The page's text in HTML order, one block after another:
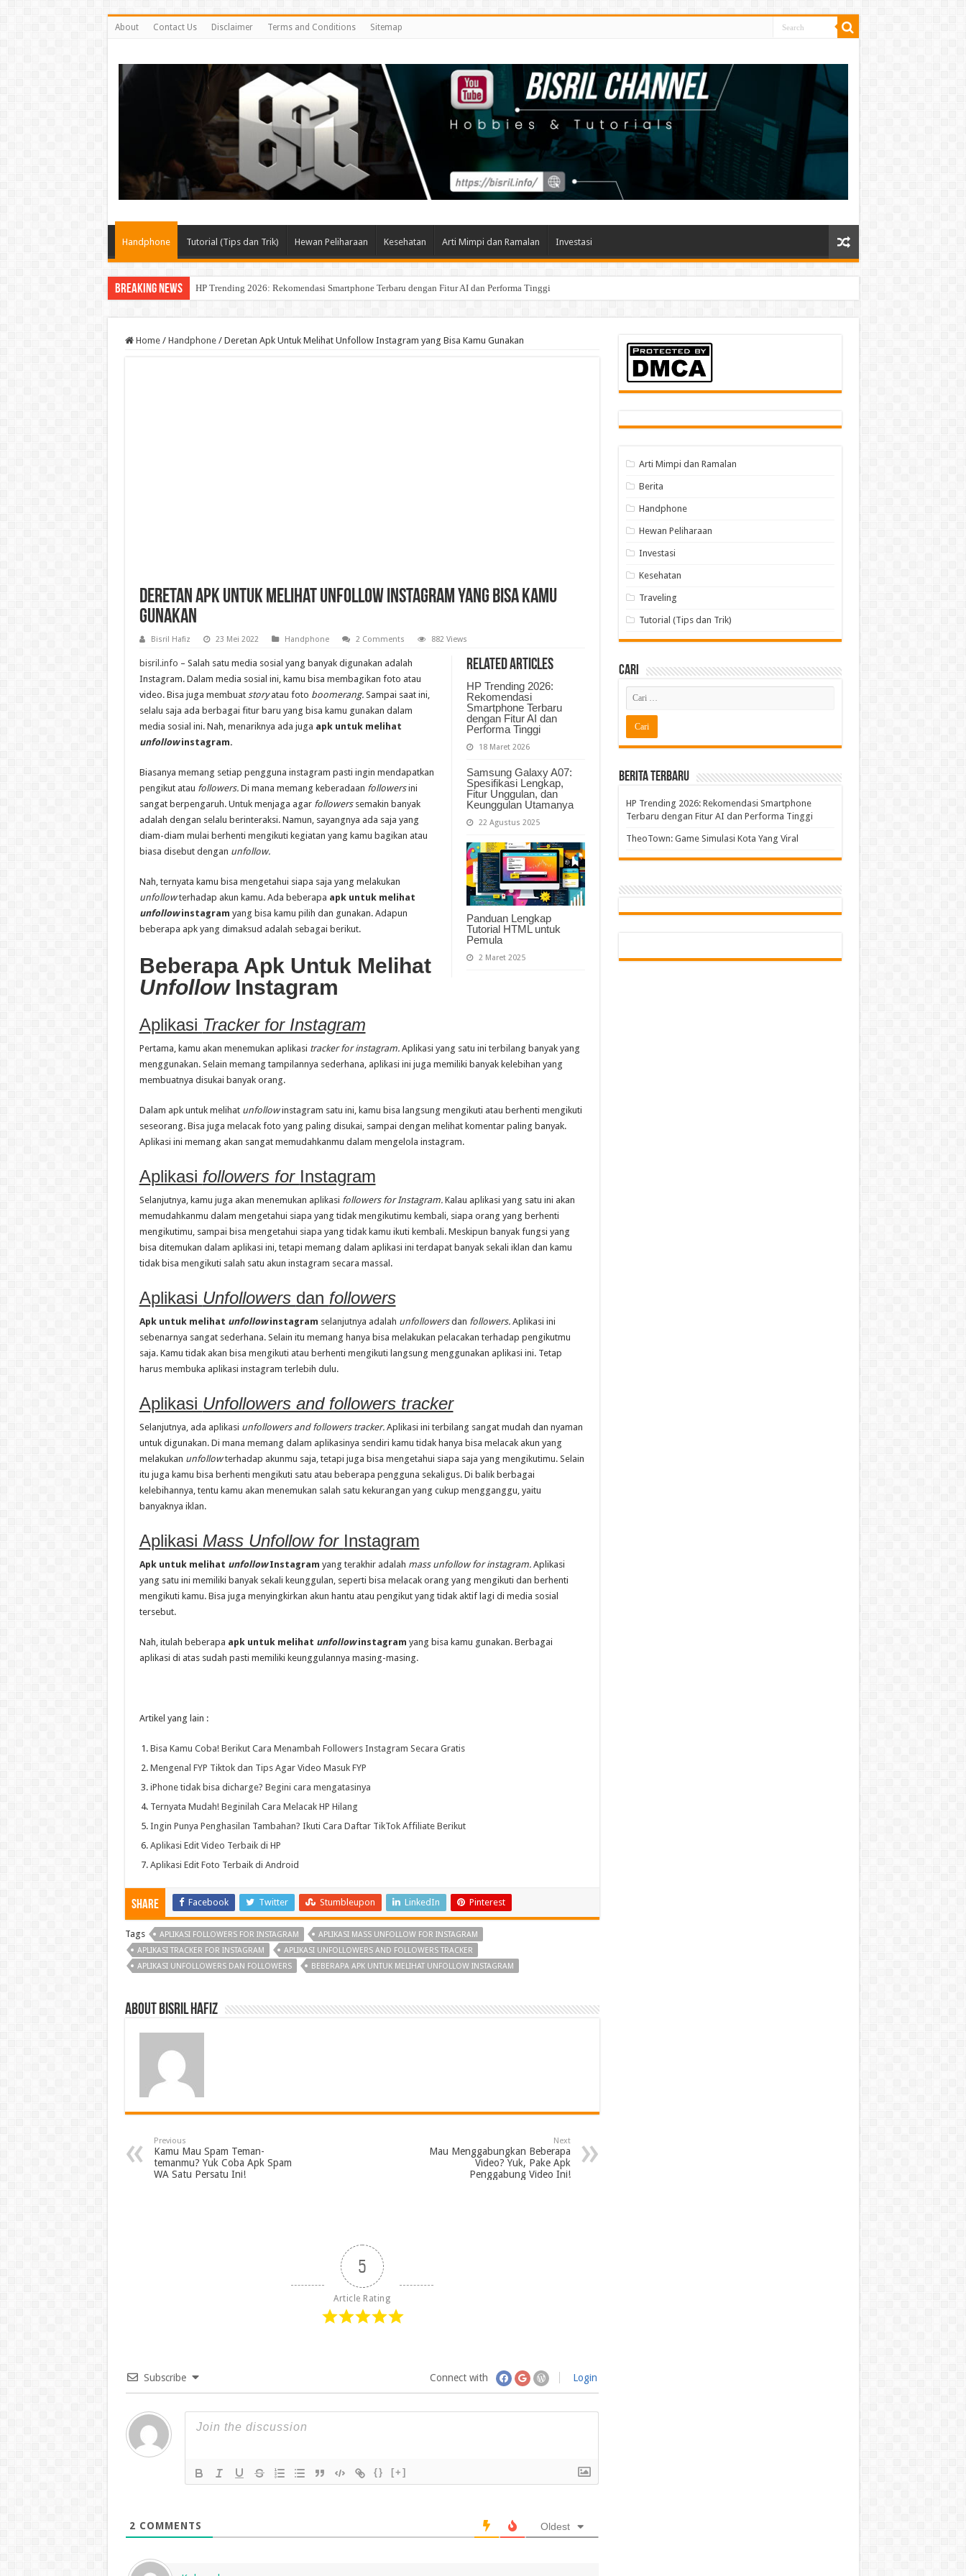
About Contact Us Disclaimer Terms and Conditions Sitemap
Handphone Tutorial (Tips dan Trik) Hewan Peliharaan Kesehatan Arti Mimpi dan Ramalan Investasi
Breaking News HP Trending 2026: Rekomendasi Smartphone Terbaru dengan Fitur AI dan Performa Tinggi
Home / Handphone / Deretan Apk Untuk Melihat Unfollow Instagram yang Bisa Kamu Gunakan
Deretan Apk Untuk Melihat Unfollow Instagram yang Bisa Kamu
Gunakan
Bisril Hafiz 23 Mei 2022 Handphone 2 Comments 882 Views
Related Articles
HP Trending 2026:
Rekomendasi
Smartphone Terbaru
dengan Fitur AI dan
Performa Tinggi
18 Maret 2026
Samsung Galaxy A07:
Spesifikasi Lengkap,
Fitur Unggulan, dan
Keunggulan Utamanya
22 Agustus 2025
Panduan Lengkap
Tutorial HTML untuk
Pemula
2 Maret 2025
bisril.info – Salah satu media sosial yang banyak digunakan adalah
Instagram. Dalam media sosial ini, kamu bisa membagikan foto atau
video. Bisa juga membuat storyatau foto boomerang. Sampai saat ini,
selalu saja ada berbagai fitur baru yang bisa kamu gunakan dalam
media sosial ini. Nah, menariknya ada juga apk untuk melihat
unfollowinstagram.
Biasanya memang setiap pengguna instagram pasti ingin mendapatkan
pengikut atau followers. Di mana memang keberadaan followersini
sangat berpengaruh. Untuk menjaga agar followers semakin banyak
adalah dengan selalu berinteraksi. Namun, sayangnya ada saja yang
diam-diam mulai berhenti mengikuti kegiatan yang kamu bagikan atau
biasa disebut dengan unfollow.
Nah, ternyata kamu bisa mengetahui siapa saja yang melakukan
unfollowterhadap akun kamu. Ada beberapa apk untuk melihat
unfollowinstagram yang bisa kamu pilih dan gunakan. Adapun
beberapa apk yang dimaksud adalah sebagai berikut.
Beberapa Apk Untuk Melihat
Unfollow Instagram
Aplikasi Tracker for Instagram
Pertama, kamu akan menemukan aplikasi tracker for instagram. Aplikasi yang satu ini terbilang banyak yang
menggunakan. Selain memang tampilannya sederhana, aplikasi ini juga memiliki banyak kelebihan yang
membuatnya disukai banyak orang.
Dalam apk untuk melihat unfollowinstagram satu ini, kamu bisa langsung mengikuti atau berhenti mengikuti
seseorang. Bisa juga melacak foto yang paling disukai, sampai dengan melihat komentar paling banyak.
Aplikasi ini memang akan sangat memudahkanmu dalam mengelola instagram.
Aplikasi followers for Instagram
Selanjutnya, kamu juga akan menemukan aplikasi followers for Instagram. Kalau aplikasi yang satu ini akan
memudahkanmu dalam mengetahui siapa yang tidak mengikutimu kembali, siapa orang yang berhenti
mengikutimu, sampai bisa mengetahui siapa yang tidak kamu ikuti kembali. Meskipun banyak fungsi yang
bisa ditemukan dalam aplikasi ini, tetapi memang dalam aplikasi ini terdapat banyak sekali iklan dan kamu
tidak bisa mengikuti salah satu akun instagram secara massal.
Aplikasi Unfollowers dan followers
Apk untuk melihat unfollowinstagram selanjutnya adalah unfollowersdan followers. Aplikasi ini
sebenarnya sangat sederhana. Selain itu memang hanya bisa melakukan pelacakan terhadap pengikutmu
saja. Kamu tidak akan bisa mengikuti atau berhenti mengikuti langsung menggunakan aplikasi ini. Tetap
harus membuka aplikasi instagram terlebih dulu.
Aplikasi Unfollowers and followers tracker
Selanjutnya, ada aplikasi unfollowers and followers tracker. Aplikasi ini terbilang sangat mudah dan nyaman
untuk digunakan. Di mana memang dalam aplikasinya sendiri kamu tidak hanya bisa melacak akun yang
melakukan unfollowterhadap akunmu saja, tetapi juga bisa mengetahui siapa saja yang mengikutimu. Selain
itu juga kamu bisa berhenti mengikuti satu atau beberapa pengguna sekaligus. Di balik berbagai
kelebihannya, tentu kamu akan menemukan salah satu kekurangan yang cukup mengganggu, yaitu
banyaknya iklan.
Aplikasi Mass Unfollow for Instagram
Apk untuk melihat unfollowInstagram yang terakhir adalah mass unfollow for instagram. Aplikasi
yang satu ini memiliki banyak sekali keunggulan, seperti bisa melacak orang yang mengikuti dan berhenti
mengikuti kamu. Bisa juga menyingkirkan akun hantu atau pengikut yang tidak aktif lagi di media sosial
tersebut.
Nah, itulah beberapa apk untuk melihat unfollowinstagram yang bisa kamu gunakan. Berbagai
aplikasi di atas sudah pasti memiliki keunggulannya masing-masing.
Artikel yang lain :
Bisa Kamu Coba! Berikut Cara Menambah Followers Instagram Secara Gratis
Mengenal FYP Tiktok dan Tips Agar Video Masuk FYP
iPhone tidak bisa dicharge? Begini cara mengatasinya
Ternyata Mudah! Beginilah Cara Melacak HP Hilang
Ingin Punya Penghasilan Tambahan? Ikuti Cara Daftar TikTok Affiliate Berikut
Aplikasi Edit Video Terbaik di HP
Aplikasi Edit Foto Terbaik di Android
Share Facebook Twitter Stumbleupon LinkedIn Pinterest
Tags APLIKASI FOLLOWERS FOR INSTAGRAM
APLIKASI MASS UNFOLLOW FOR INSTAGRAM
APLIKASI TRACKER FOR INSTAGRAM
APLIKASI UNFOLLOWERS AND FOLLOWERS TRACKER
APLIKASI UNFOLLOWERS DAN FOLLOWERS
BEBERAPA APK UNTUK MELIHAT UNFOLLOW INSTAGRAM
About Bisril Hafiz
Previous
Kamu Mau Spam Teman-
temanmu? Yuk Coba Apk Spam
WA Satu Persatu Ini!
Next
Mau Menggabungkan Beberapa
Video? Yuk, Pake Apk
Penggabung Video Ini!
5
Article Rating
Subscribe Connect with Login
{} [+]
2 COMMENTS Oldest
Arti Mimpi dan Ramalan
Berita
Handphone
Hewan Peliharaan
Investasi
Kesehatan
Traveling
Tutorial (Tips dan Trik)
Cari
Berita Terbaru
HP Trending 2026: Rekomendasi Smartphone
Terbaru dengan Fitur AI dan Performa Tinggi
TheoTown: Game Simulasi Kota Yang Viral